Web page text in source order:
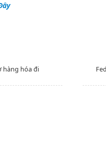
hàng hóa đi